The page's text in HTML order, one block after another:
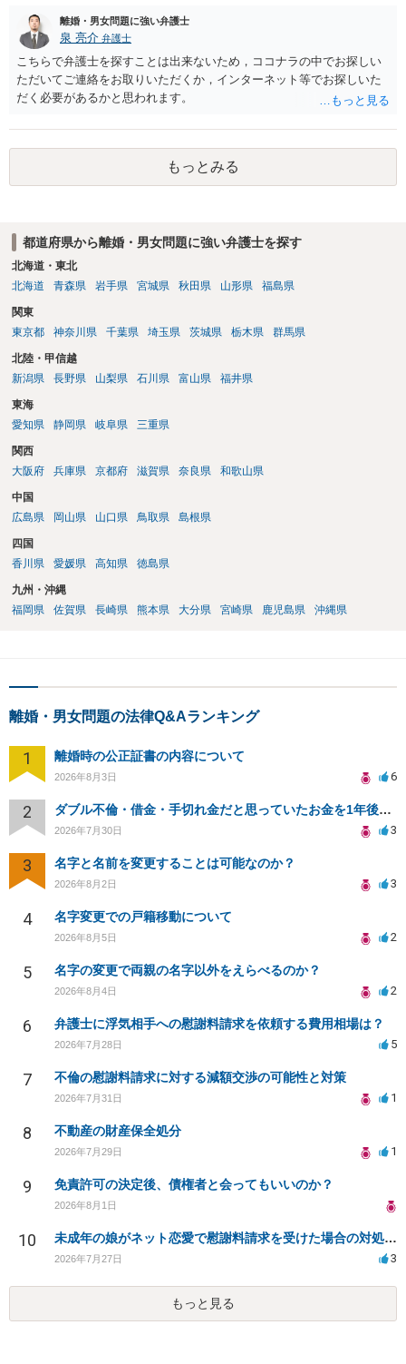
う。慰謝料請求としては証拠として使えることが前提であり，その価
値と夫との関係との均衡のように思います。 ③行政書士に委任をして
いるのであれば，どのような内容の委任なのか不明ですが，その行政
書士との協議になると思います。請求するか，訴訟にするか，その点
の見極めや，相手方は性交類似行為は認めているのか，それさえも否
す。 ④性交類似行為を認めているにもかかわらず支払を拒否するので
あれば，本人（行政書士でも同じだと思います。）への対応ではあま
り変わらないように思います。減額で折り合えるなら本人様の交渉で
もよいように思いますが，ゼロかどうかの観点であれば，訴訟に進む
離婚・男女問題に強い弁護士
泉 亮介 弁護士
こちらで弁護士を探すことは出来ないため，ココナラの中でお探しい
ただいてご連絡をお取りいただくか，インターネット等でお探しいた
だく必要があるかと思われます。
もっとみる
都道府県から離婚・男女問題に強い弁護士を探す
北海道・東北
北海道
青森県 岩手県 宮城県 秋田県 山形県 福島県
関東
東京都
神奈川県 千葉県 埼玉県 茨城県 栃木県 群馬県
北陸・甲信越
新潟県
長野県 山梨県 石川県 富山県 福井県
東海
愛知県
静岡県 岐阜県 三重県
関西
大阪府
兵庫県 京都府 滋賀県 奈良県 和歌山県
中国
広島県
岡山県 山口県 鳥取県 島根県
四国
香川県
愛媛県 高知県 徳島県
九州・沖縄
福岡県
佐賀県 長崎県 熊本県 大分県 宮崎県 鹿児島県 沖縄県
離婚・男女問題の法律Q&Aランキング
1 離婚時の公正証書の内容について
2026年8月3日 6
2 ダブル不倫・借金・手切れ金だと思っていたお金を1年後いまさら脅迫罪として通知書が来てまとめて請求
2026年7月30日 3
3 名字と名前を変更することは可能なのか？
2026年8月2日 3
4 名字変更での戸籍移動について
2026年8月5日 2
5 名字の変更で両親の名字以外をえらべるのか？
2026年8月4日 2
6 弁護士に浮気相手への慰謝料請求を依頼する費用相場は？
2026年7月28日 5
7 不倫の慰謝料請求に対する減額交渉の可能性と対策
2026年7月31日 1
8 不動産の財産保全処分
2026年7月29日 1
9 免責許可の決定後、債権者と会ってもいいのか？
2026年8月1日
10 未成年の娘がネット恋愛で慰謝料請求を受けた場合の対処法は？
2026年7月27日 3
もっと見る